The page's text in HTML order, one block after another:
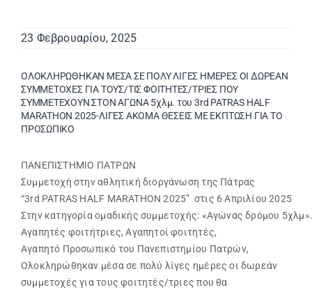
23 Φεβρουαρίου, 2025
ΟΛΟΚΛΗΡΩΘΗΚΑΝ ΜΕΣΑ ΣΕ ΠΟΛΥ ΛΙΓΕΣ ΗΜΕΡΕΣ ΟΙ ΔΩΡΕΑΝ
ΣΥΜΜΕΤΟΧΕΣ ΓΙΑ ΤΟΥΣ/ΤΙΣ ΦΟΙΤΗΤΕΣ/ΤΡΙΕΣ ΠΟΥ
ΣΥΜΜΕΤΕΧΟΥΝ ΣΤΟΝ ΑΓΩΝΑ 5χλμ. του 3rd PATRAS HALF
MARATHON 2025-ΛΙΓΕΣ ΑΚΟΜΑ ΘΕΣΕΙΣ ΜΕ ΕΚΠΤΩΣΗ ΓΙΑ ΤΟ
ΠΡΟΣΩΠΙΚΟ
ΠΑΝΕΠΙΣΤΗΜΙΟ ΠΑΤΡΩΝ
Συμμετοχή στην αθλητική διοργάνωση της Πάτρας
“3rd PATRAS HALF MARATHON 2025” στις 6 Απριλίου 2025
Στην κατηγορία ομαδικής συμμετοχής: «Αγώνας δρόμου 5χλμ».
Αγαπητές φοιτήτριες, Αγαπητοί φοιτητές,
Αγαπητό Προσωπικό του Πανεπιστημίου Πατρών,
Ολοκληρώθηκαν μέσα σε πολύ λίγες ημέρες οι δωρεάν
συμμετοχές για τους φοιτητές/τριες που θα